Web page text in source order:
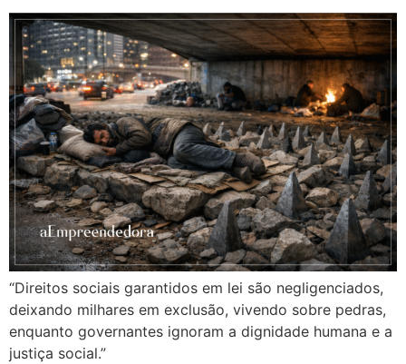
“Direitos sociais garantidos em lei são negligenciados,
deixando milhares em exclusão, vivendo sobre pedras,
enquanto governantes ignoram a dignidade humana e a
justiça social.”